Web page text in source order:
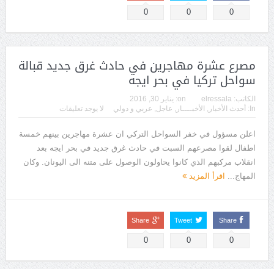
0
0
0
مصرع عشرة مهاجرين في حادث غرق جديد قبالة
سواحل تركيا في بحر ايجه
الكاتب: elressala
on: يناير 30, 2016
In:
أحدث الأخبار , الأخبــــار , عاجل, عربي و دولي لا يوجد تعليقات
اعلن مسؤول في خفر السواحل التركي ان عشرة مهاجرين بينهم خمسة
اطفال لقوا مصرعهم السبت في حادث غرق جديد في بحر ايجه بعد
انقلاب مركبهم الذي كانوا يحاولون الوصول على متنه الى اليونان. وكان
المهاج...
اقرأ المزيد
Share
0
Tweet
0
Share
0